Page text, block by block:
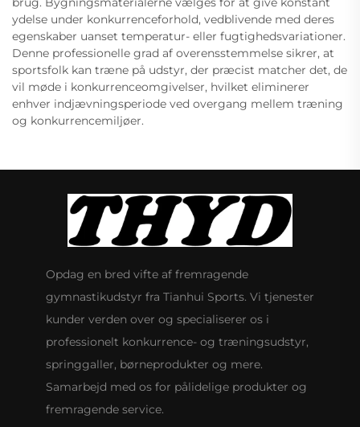
ydelse under konkurrenceforhold, vedblivende med deres
egenskaber uanset temperatur- eller fugtighedsvariationer.
Denne professionelle grad af overensstemmelse sikrer, at
sportsfolk kan træne på udstyr, der præcist matcher det, de
vil møde i konkurrenceomgivelser, hvilket eliminerer
enhver indjævningsperiode ved overgang mellem træning
og konkurrencemiljøer.
Opdag en bred vifte af fremragende
gymnastikudstyr fra Tianhui Sports. Vi tjenester
kunder verden over og specialiserer os i
professionelt konkurrence- og træningsudstyr,
springgaller, børneprodukter og mere.
Samarbejd med os for pålidelige produkter og
fremragende service.